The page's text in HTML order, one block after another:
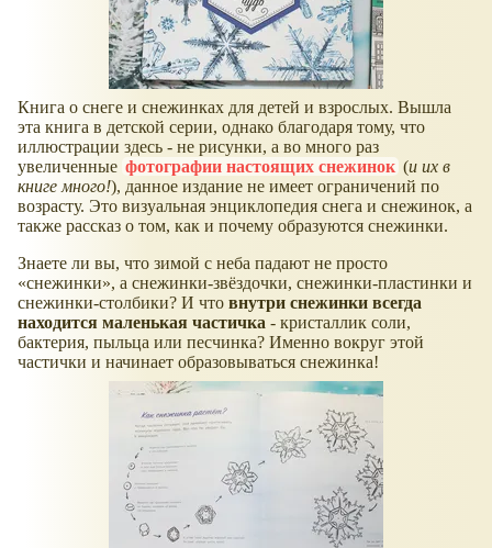
Книга о снеге и снежинках для детей и взрослых. Вышла
эта книга в детской серии, однако благодаря тому, что
иллюстрации здесь - не рисунки, а во много раз
увеличенные фотографии настоящих снежинок (и их в
книге много!), данное издание не имеет ограничений по
возрасту. Это визуальная энциклопедия снега и снежинок, а
также рассказ о том, как и почему образуются снежинки.
Знаете ли вы, что зимой с неба падают не просто
снежинки , а снежинки-звёздочки, снежинки-пластинки и
снежинки-столбики? И что внутри снежинки всегда
находится маленькая частичка - кристаллик соли,
бактерия, пыльца или песчинка? Именно вокруг этой
частички и начинает образовываться снежинка!